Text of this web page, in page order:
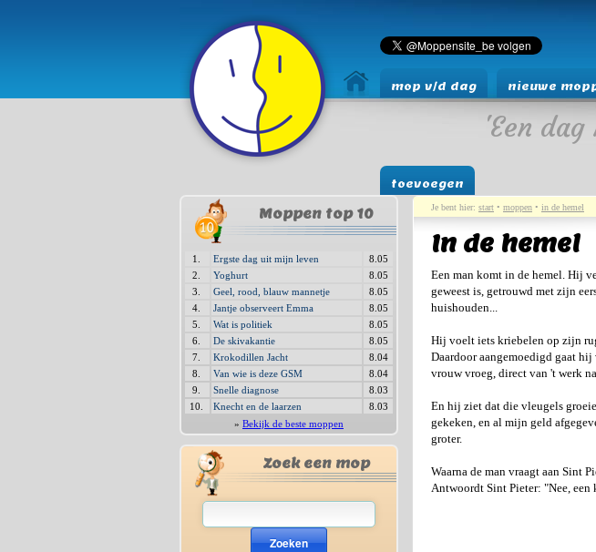
mop v/d dag nieuwe
toevoegen
'Een
Moppen top 10
1. Ergste dag uit mijn leven
8.05
2.
Yoghurt
8.05
3.
Geel, rood, blauw mannetje
8.05
4.
Jantje observeert Emma
8.05
5.
Wat is politiek
8.05
6.
De skivakantie
8.05
7.
Krokodillen Jacht
8.04
8.
Van wie is deze GSM
8.04
9.
Snelle diagnose
8.03
10.
Knecht en de laarzen
8.03
» Bekijk de beste moppen
Zoek een mop
Zoeken
Je bent hier: start • moppen • in de hemel
In de hemel
Een man komt in de hemel. Hij
geweest is, getrouwd met zijn
huishouden...
Hij voelt iets kriebelen op zijn
Daardoor aangemoedigd gaat
vrouw vroeg, direct van 't werk
En hij ziet dat die vleugels
gekeken, en al mijn geld
groter.
Waarna de man vraagt aan Sint
Antwoordt Sint Pieter: "Nee, een